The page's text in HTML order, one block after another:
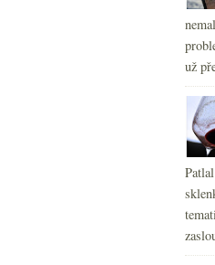
už